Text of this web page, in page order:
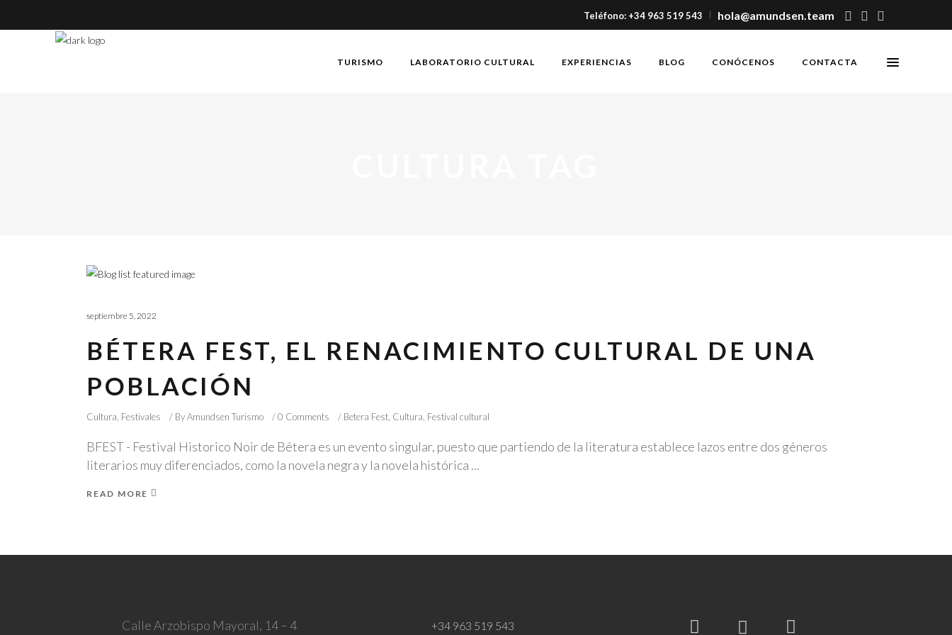
Teléfono: +34 963 519 543 hola@amundsen.team
TURISMO LABORATORIO CULTURAL EXPERIENCIAS BLOG CONÓCENOS CONTACTA
septiembre 5, 2022
BÉTERA FEST, EL RENACIMIENTO CULTURAL DE UNA
POBLACIÓN
Cultura Festivales ByAmundsen Turismo 0 Comments Betera Fest Cultura Festival cultural
BFEST - Festival Historico Noir de Bétera es un evento singular, puesto que partiendo de la literatura establece lazos entre dos géneros
literarios muy diferenciados, como la novela negra y la novela histórica
READ MORE
Calle Arzobispo Mayoral, 14 – 4 +34 963 519 543